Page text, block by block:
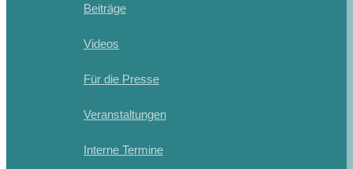
Beiträge
Videos
Für die Presse
Veranstaltungen
Interne Termine